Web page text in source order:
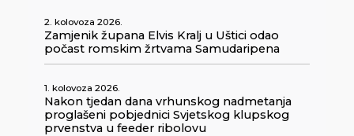
2. kolovoza 2026.
Zamjenik župana Elvis Kralj u Uštici odao
počast romskim žrtvama Samudaripena
1. kolovoza 2026.
Nakon tjedan dana vrhunskog nadmetanja
proglašeni pobjednici Svjetskog klupskog
prvenstva u feeder ribolovu